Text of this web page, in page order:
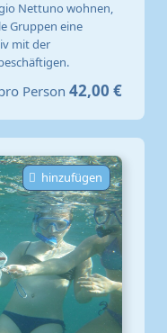
Nettuno wohnen,
Gruppen eine
mit der
Person 42,00 €
hinzufügen